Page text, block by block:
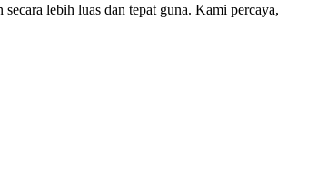
lebih luas dan tepat guna. Kami percaya,